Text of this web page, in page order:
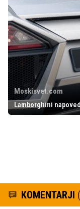
Moskisvet.com
Lamborghini
KOMENTARJI